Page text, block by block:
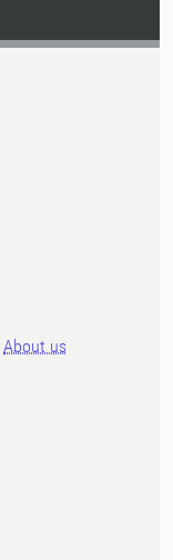
About us